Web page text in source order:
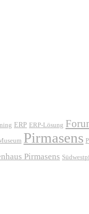
ERP ERP-Lösung
Pirmasens
Pirmasens